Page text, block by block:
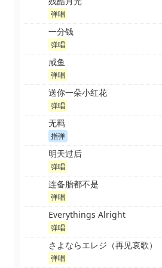
弹唱
一分钱
弹唱
咸鱼
弹唱
送你一朵小红花
弹唱
无羁
指弹
明天过后
弹唱
连备胎都不是
弹唱
Everythings Alright
弹唱
さよならエレジ（再见哀歌）
弹唱